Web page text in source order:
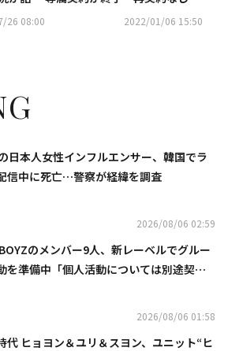
26 08:00 2022/01/06 15:50
日本人女性インフルエンサー、韓国でラ
信中に死亡…警察が経緯を調査
2026/08/06 02:59
のメンバー9人、新レーベルでグルー
を準備中「個人活動については別途契約
2026/08/06 01:58
代 ヒョヨン＆ユリ＆スヨン、ユニット“ヒ